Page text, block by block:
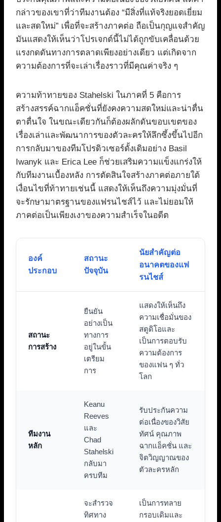
กล่าวของเขาที่ว่าทีมงานต้อง “มีสิ่งที่แท้จริงยอดเยี่ยม
และสดใหม่” เพื่อที่จะสร้างภาคต่อ ถือเป็นกุญแจสำคัญ
มันแสดงให้เห็นว่าโปรเจกต์นี้ไม่ได้ถูกขับเคลื่อนด้วย
แรงกดดันทางการตลาดเพียงอย่างเดียว แต่เกิดจาก
ความต้องการที่จะเล่าเรื่องราวที่มีคุณค่าจริง ๆ
ความท้าทายของ Stahelski ในภาคที่ 5 คือการ
สร้างสรรค์ฉากแอ็คชั่นที่ยังคงความสดใหม่และน่าตื่น
ตาตื่นใจ ในขณะเดียวกันก็ต้องผลักดันขอบเขตของ
เรื่องเล่าและพัฒนาการของตัวละครให้ลึกซึ้งขึ้นไปอีก
การกลับมาของทีมโปรดิวเซอร์ดั้งเดิมอย่าง Basil
Iwanyk และ Erica Lee ก็ช่วยเสริมความแข็งแกร่งให้
กับทีมงานเบื้องหลัง การตัดสินใจสร้างภาคต่อภายใต้
เงื่อนไขที่ท้าทายเช่นนี้ แสดงให้เห็นถึงความมุ่งมั่นที่
จะรักษามาตรฐานของแฟรนไชส์ไว้ และไม่ยอมให้
ภาคต่อเป็นเพียงเงาของความสำเร็จในอดีต
องค์
ประกอบ
สถานะ
ปัจจุบัน
นัยสำคัญต่อ
อนาคตของแฟ
รนไชส์
สถานะ
การสร้าง
ยืนยัน
อย่างเป็น
ทางการ
อยู่ในขั้น
เตรียม
การ
แสดงให้เห็นถึง
ความเชื่อมั่นของ
สตูดิโอและ
เป็นการตอบรับ
ความต้องการ
ของแฟน ๆ ทั่ว
โลก
ทีมงาน
หลัก
Keanu
Reeves
และ
Chad
Stahelski
กลับมา
ครบทีม
รับประกันความ
ต่อเนื่องของวิสัย
ทัศน์ คุณภาพ
ฉากแอ็คชั่น และ
จิตวิญญาณของ
ตัวละครหลัก
จะสำรวจ
ทิศทาง
เป็นการทลาย
กรอบเดิมและ